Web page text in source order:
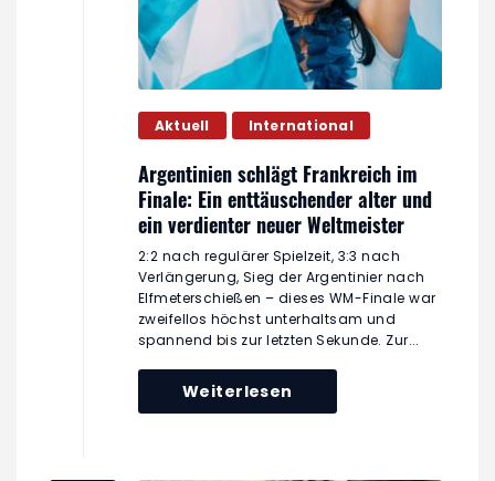
Aktuell International
Argentinien schlägt Frankreich im
Finale: Ein enttäuschender alter und
ein verdienter neuer Weltmeister
2:2 nach regulärer Spielzeit, 3:3 nach
Verlängerung, Sieg der Argentinier nach
Elfmeterschießen – dieses WM-Finale war
zweifellos höchst unterhaltsam und
spannend bis zur letzten Sekunde. Zur...
Weiterlesen